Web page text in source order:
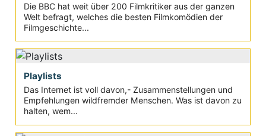
Die BBC hat weit über 200 Filmkritiker aus der ganzen
Welt befragt, welches die besten Filmkomödien der
Filmgeschichte...
Playlists
Das Internet ist voll davon,- Zusammenstellungen und
Empfehlungen wildfremder Menschen. Was ist davon zu
halten, wem...